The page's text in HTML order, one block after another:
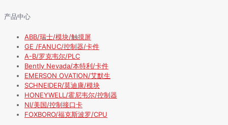
产品中心
ABB/瑞士/模块/触摸屏
GE /FANUC/控制器/卡件
A-B/罗克韦尔/PLC
Bently Nevada/本特利/卡件
EMERSON OVATION/艾默生
SCHNEIDER/莫迪康/模块
HONEYWELL/霍尼韦尔/控制器
NI/美国/控制接口卡
FOXBORO/福克斯波罗/CPU